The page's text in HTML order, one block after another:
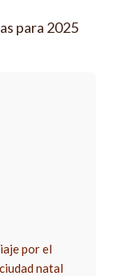
para 2025
por el
natal